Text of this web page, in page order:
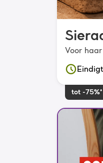
Voor haar
tot -75%*